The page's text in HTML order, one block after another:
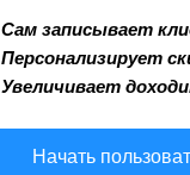
Сам записывает
Персонализирует
Увеличивает
Начать